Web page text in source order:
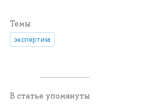
Темы
экспертиза
В статье упомянуты